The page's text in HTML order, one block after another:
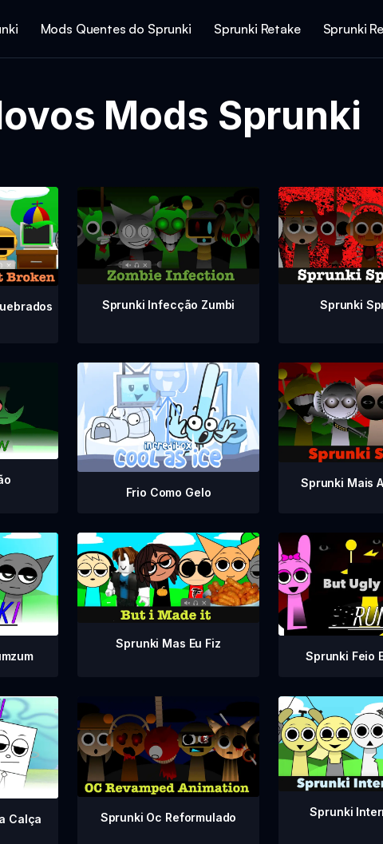
Mods Quentes do Sprunki Sprunki Retake Sprunki
Mods Sprunki
Sprunki Infecção Zumbi
Sprunki
Frio Como Gelo
Sprunki Mais
Sprunki Mas Eu Fiz
Sprunki Feio
Calça
Sprunki Oc Reformulado Sprunki